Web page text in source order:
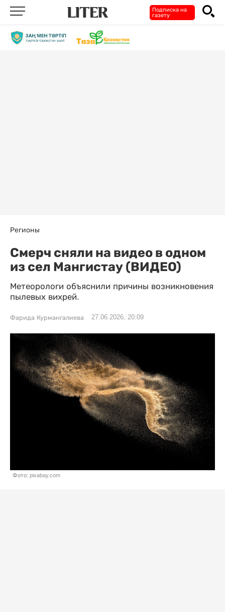
Подписка на
газету
Регионы
Смерч сняли на видео в одном
из сел Мангистау (ВИДЕО)
Метеорологи объяснили причины возникновения
пылевых вихрей.
Фарида Курмангалиева 27.06.2026, 20:09
Фото: pixabay.com